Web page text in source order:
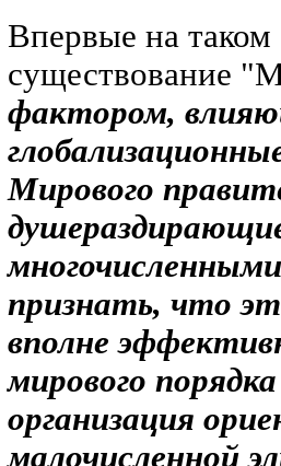
Впервые на
существование
фактором,
Мирового
признать, что
вполне
мирового
организация
малочисленной